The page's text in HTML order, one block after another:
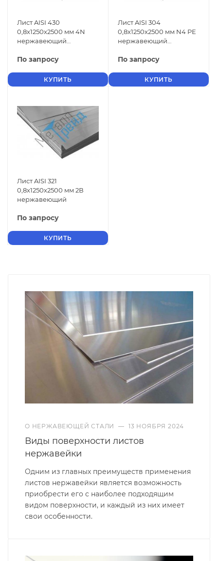
Лист AISI 430
0,8x1250x2500 мм 4N
нержавеющий
По запросу
КУПИТЬ
Лист AISI 304
0,8x1250x2500 мм N4 РЕ
нержавеющий
По запросу
КУПИТЬ
Лист AISI 321
0,8x1250x2500 мм 2В
нержавеющий
По запросу
КУПИТЬ
О НЕРЖАВЕЮЩЕЙ СТАЛИ — 13 НОЯБРЯ 2024
Виды поверхности листов
нержавейки
Одним из главных преимуществ применения
листов нержавейки является возможность
приобрести его с наиболее подходящим
видом поверхности, и каждый из них имеет
свои особенности.